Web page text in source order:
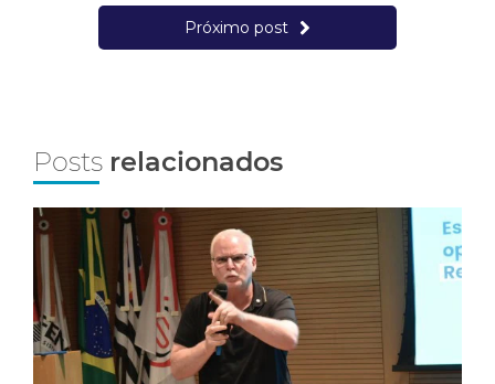
Próximo post
Posts relacionados